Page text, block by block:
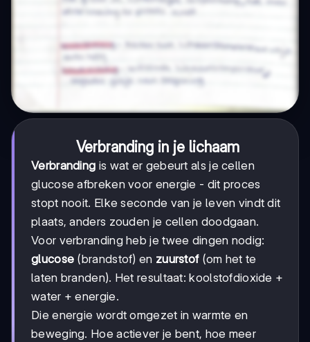
Verbranding in je lichaam
Verbranding is wat er gebeurt als je cellen
glucose afbreken voor energie - dit proces
stopt nooit. Elke seconde van je leven vindt dit
plaats, anders zouden je cellen doodgaan.
Voor verbranding heb je twee dingen nodig:
glucose (brandstof) en zuurstof(om het te
laten branden). Het resultaat: koolstofdioxide +
water + energie.
Die energie wordt omgezet in warmte en
beweging. Hoe actiever je bent, hoe meer